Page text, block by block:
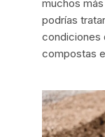
muchos
podrías
condiciones
compostas